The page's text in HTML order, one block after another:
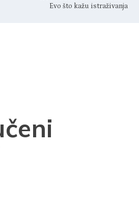
Evo što kažu istraživanja